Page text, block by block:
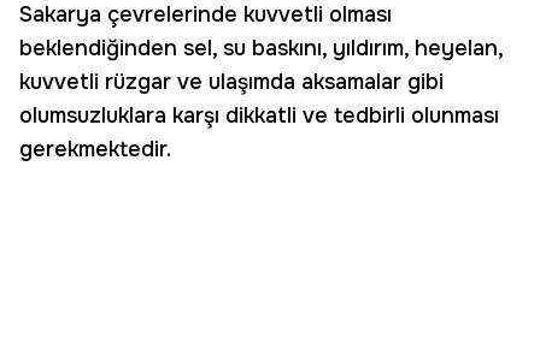
Sakarya çevrelerinde kuvvetli olması
beklendiğinden sel, su baskını, yıldırım, heyelan,
kuvvetli rüzgar ve ulaşımda aksamalar gibi
olumsuzluklara karşı dikkatli ve tedbirli olunması
gerekmektedir.